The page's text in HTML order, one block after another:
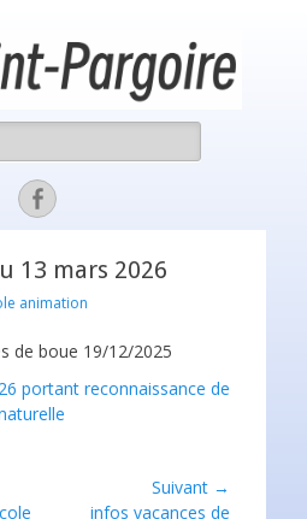
Saint Pargoire
Facebook
13 mars 2026
animation
de boue 19/12/2025
portant reconnaissance de
Suivant →
infos vacances de